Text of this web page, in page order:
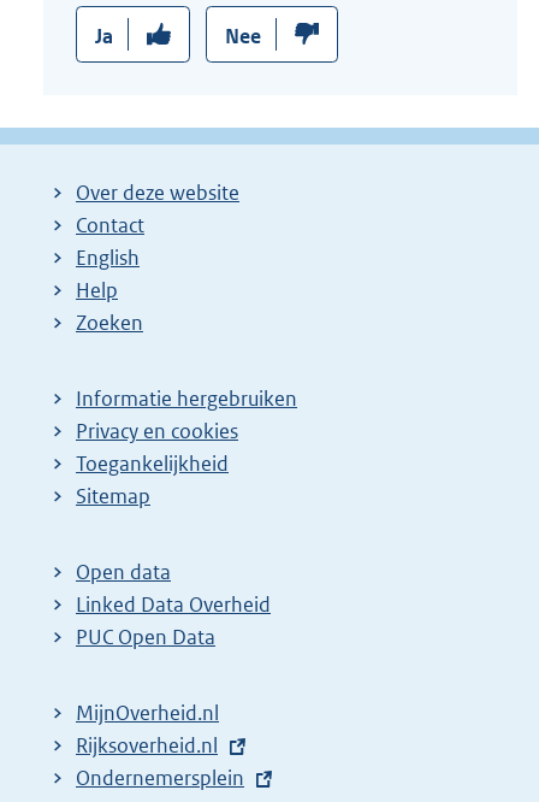
Ja Nee
Over deze website
Contact
English
Help
Zoeken
Informatie hergebruiken
Privacy en cookies
Toegankelijkheid
Sitemap
Open data
Linked Data Overheid
PUC Open Data
MijnOverheid.nl
E
x
Rijksoverheid.nl
E
Ondernemersplein